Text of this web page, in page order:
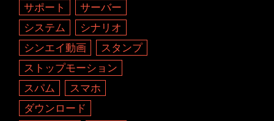
サポート
サーバー
システム
シナリオ
シンエイ動画
スタンプ
ストップモーション
スパム
スマホ
ダウンロード